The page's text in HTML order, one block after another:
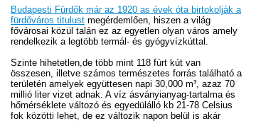
Budapesti Fürdők már az 1920 as évek óta birtokolják a
fürdőváros titulust megérdemlően, hiszen a világ
fővárosai közül talán ez az egyetlen olyan város amely
rendelkezik a legtöbb termál- és gyógyvízkúttal.
Szinte hihetetlen,de több mint 118 fúrt kút van
összesen, illetve számos természetes forrás található a
területén amelyek együttesen napi 30,000 m³, azaz 70
millió liter vizet adnak. A víz ásványianyag-tartalma és
hőmérséklete változó és egyedülálló kb 21-78 Celsius
fok közötti lehet, de ez változik napon belül is akár